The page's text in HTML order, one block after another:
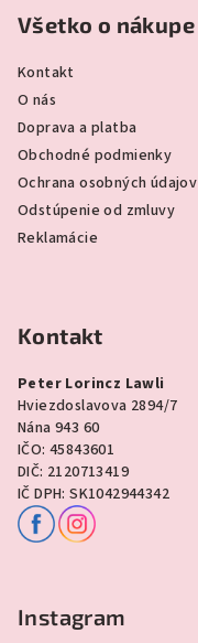
Všetko o nákupe
Kontakt
O nás
Doprava a platba
Obchodné podmienky
Ochrana osobných údajov
Odstúpenie od zmluvy
Reklamácie
Kontakt
Peter Lorincz Lawli
Hviezdoslavova 2894/7
Nána 943 60
IČO: 45843601
DIČ: 2120713419
IČ DPH: SK1042944342
Instagram